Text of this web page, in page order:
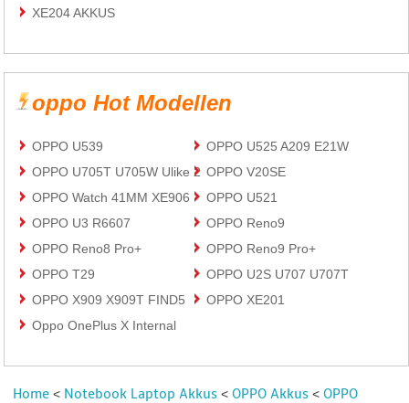
XE204 AKKUS
oppo Hot Modellen
OPPO U539
OPPO U525 A209 E21W
OPPO U705T U705W Ulike 2 OPPO V20SE
OPPO Watch 41MM XE906
OPPO U521
OPPO U3 R6607
OPPO Reno9
OPPO Reno8 Pro+
OPPO Reno9 Pro+
OPPO T29
OPPO U2S U707 U707T
OPPO X909 X909T FIND5
OPPO XE201
Oppo OnePlus X Internal
Home < Notebook Laptop Akkus <OPPO Akkus <OPPO